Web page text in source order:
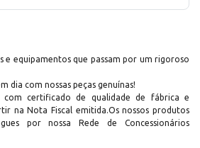
e equipamentos que passam por um rigoroso
dia com nossas peças genuínas!
com certificado de qualidade de fábrica e
na Nota Fiscal emitida.Os nossos produtos
por nossa Rede de Concessionários